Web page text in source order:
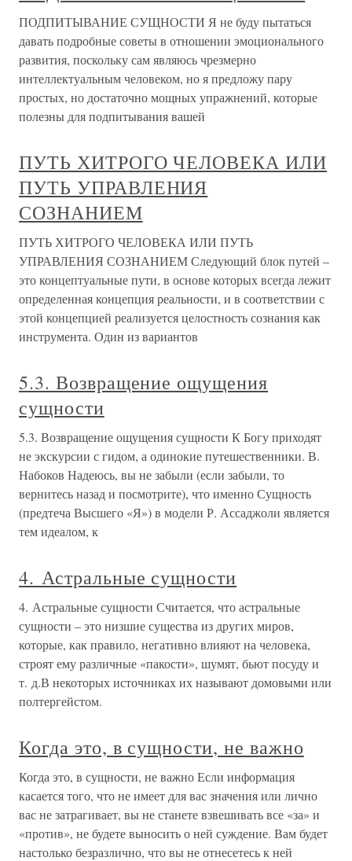
ПОДПИТЫВАНИЕ СУЩНОСТИ Я не буду пытаться
давать подробные советы в отношении эмоционального
развития, поскольку сам являюсь чрезмерно
интеллектуальным человеком, но я предложу пару
простых, но достаточно мощных упражнений, которые
полезны для подпитывания вашей
ПУТЬ ХИТРОГО ЧЕЛОВЕКА ИЛИ
ПУТЬ УПРАВЛЕНИЯ
СОЗНАНИЕМ
ПУТЬ ХИТРОГО ЧЕЛОВЕКА ИЛИ ПУТЬ
УПРАВЛЕНИЯ СОЗНАНИЕМ Следующий блок путей –
это концептуальные пути, в основе которых всегда лежит
определенная концепция реальности, и в соответствии с
этой концепцией реализуется целостность сознания как
инструмента. Один из вариантов
5.3. Возвращение ощущения
сущности
5.3. Возвращение ощущения сущности К Богу приходят
не экскурсии с гидом, а одинокие путешественники. В.
Набоков Надеюсь, вы не забыли (если забыли, то
вернитесь назад и посмотрите), что именно Сущность
(предтеча Высшего «Я») в модели Р. Ассаджоли является
тем идеалом, к
4. Астральные сущности
4. Астральные сущности Считается, что астральные
сущности – это низшие существа из других миров,
которые, как правило, негативно влияют на человека,
строят ему различные «пакости», шумят, бьют посуду и
т. д.В некоторых источниках их называют домовыми или
полтергейстом.
Когда это, в сущности, не важно
Когда это, в сущности, не важно Если информация
касается того, что не имеет для вас значения или лично
вас не затрагивает, вы не станете взвешивать все «за» и
«против», не будете выносить о ней суждение. Вам будет
настолько безразлично, что вы не отнесетесь к ней